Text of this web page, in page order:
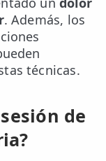
. Además, los
técnicas.
de